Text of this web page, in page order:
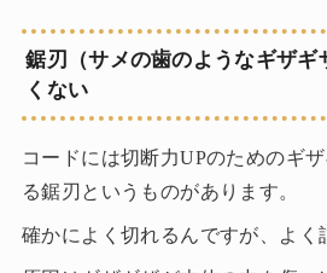
鋸刃（サメの歯のようなギザギ
くない
コードには切断力UPのためのギ
る鋸刃というものがあります。
確かによく切れるんですが、よく